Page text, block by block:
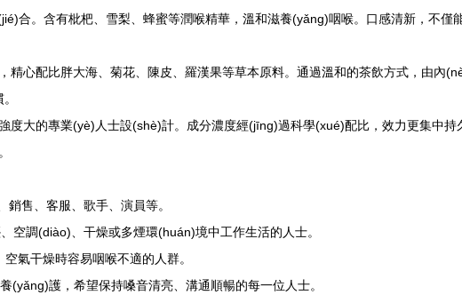
合。含有枇杷、雪梨、蜂蜜等潤喉精華，溫和滋養(yǎng)咽喉。口感清新，不
精心配比胖大海、菊花、陳皮、羅漢果等草本原料。通過溫和的茶飲方式，由內
度大的專業(yè)人士設(shè)計。成分濃度經(jīng)過科學(xué)配比，效力更集中
銷售、客服、歌手、演員等。
空調(diào)、干燥或多煙環(huán)境中工作生活的人士。
空氣干燥時容易咽喉不適的人群。
(yǎng)護，希望保持嗓音清亮、溝通順暢的每一位人士。